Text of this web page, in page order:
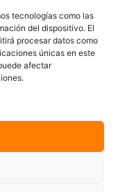
tecnologías como las
del dispositivo. El
procesar datos como
únicas en este
afectar